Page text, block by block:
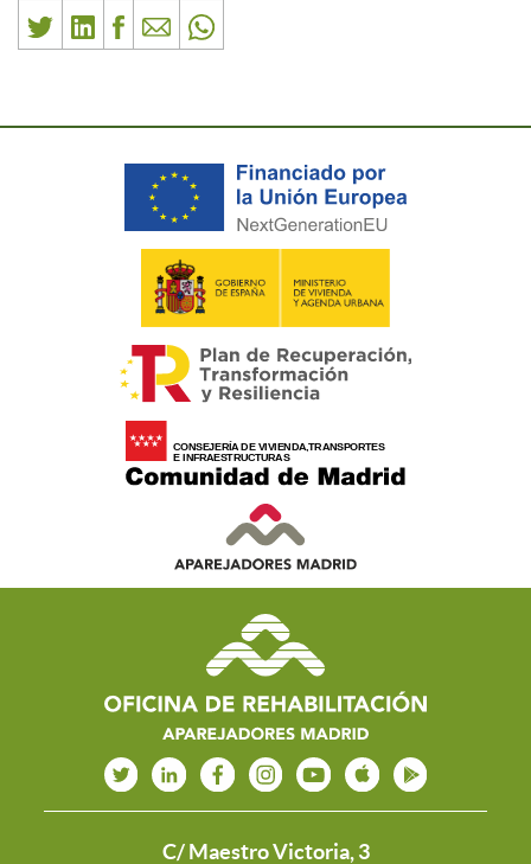
C/ Maestro Victoria, 3